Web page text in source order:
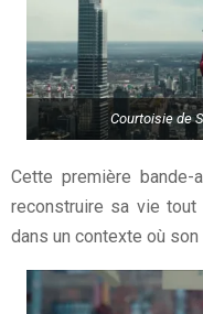
Courtoisie de
Cette première
reconstruire sa vie tout
dans un contexte où